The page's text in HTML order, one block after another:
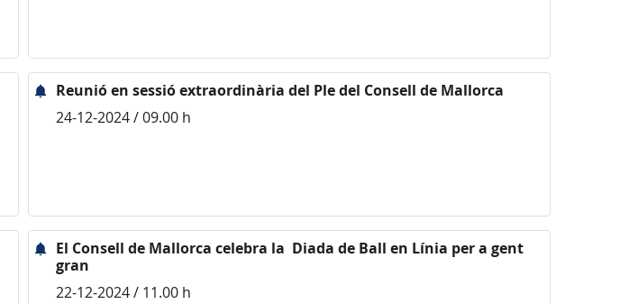
Reunió en sessió extraordinària del Ple del Consell de Mallorca
24-12-2024 / 09.00 h
El Consell de Mallorca celebra la Diada de Ball en Línia per a gent
gran
22-12-2024 / 11.00 h